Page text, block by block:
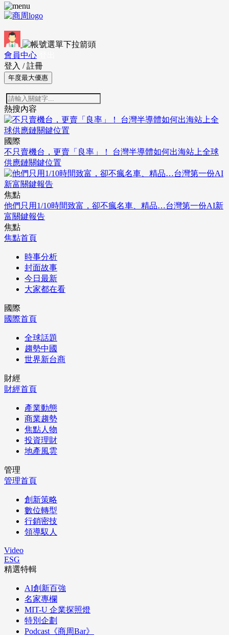
會員中心
登入 / 註冊
年度最大優惠
熱搜內容
國際
不只賣機台，更賣「良率」！ 台灣半導體如何出海站上全球
供應鏈關鍵位置
焦點
他們只用1/10時間致富，卻不瘋名車、精品…台灣第一份AI新
富關鍵報告
焦點
焦點首頁
時事分析
封面故事
今日最新
大家都在看
國際
國際首頁
全球話題
趨勢中國
世界新台商
財經
財經首頁
產業動態
商業趨勢
焦點人物
投資理財
地產風雲
管理
管理首頁
創新策略
數位轉型
行銷密技
領導馭人
Video
ESG
精選特輯
AI創新百強
名家專欄
MIT-U 企業探照燈
特別企劃
Podcast《商周Bar》